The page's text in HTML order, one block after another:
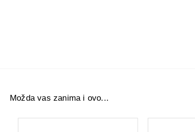
Možda vas zanima i ovo...